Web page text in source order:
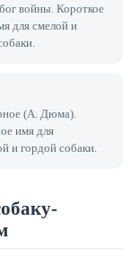
войны. Короткое
для смелой и
(А. Дюма).
имя для
и гордой собаки.